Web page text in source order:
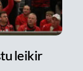
leikir